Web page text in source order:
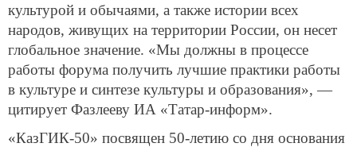
культурой и обычаями, а также истории всех
народов, живущих на территории России, он несет
глобальное значение. «Мы должны в процессе
работы форума получить лучшие практики работы
в культуре и синтезе культуры и образования», —
цитирует Фазлееву ИА «Татар-информ».
«КазГИК-50» посвящен 50-летию со дня основания